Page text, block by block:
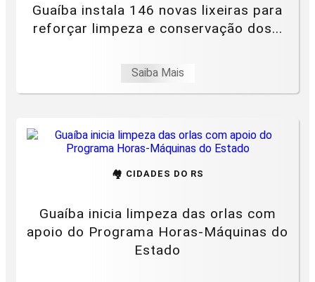
Guaíba instala 146 novas lixeiras para
reforçar limpeza e conservação dos...
Saiba Mais
🏘️ CIDADES DO RS
Guaíba inicia limpeza das orlas com
apoio do Programa Horas-Máquinas do
Estado